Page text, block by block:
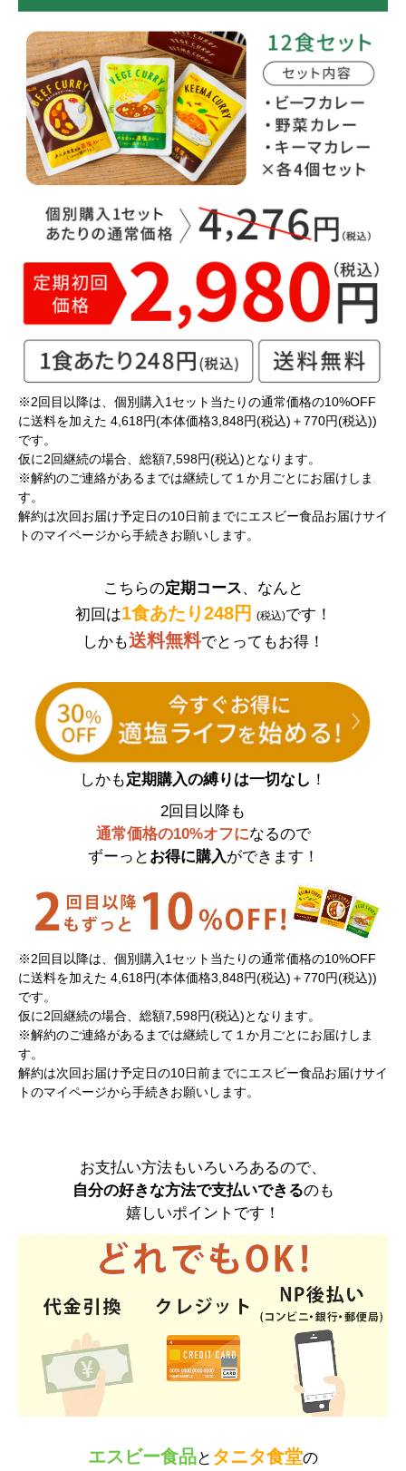
※2回目以降は、個別購入1セット当たりの通常価格の10%OFF
に送料を加えた 4,618円(本体価格3,848円(税込)＋770円(税込))
です。
仮に2回継続の場合、総額7,598円(税込)となります。
※解約のご連絡があるまでは継続して１か月ごとにお届けしま
す。
解約は次回お届け予定日の10日前までにエスビー食品お届けサイ
トのマイページから手続きお願いします。
こちらの定期コース、なんと
初回は1食あたり248円 (税込)です！
しかも送料無料でとってもお得！
しかも定期購入の縛りは一切なし ！
2回目以降も
通常価格の10%オフになるので
ずーっと お得に購入ができます！
※2回目以降は、個別購入1セット当たりの通常価格の10%OFF
に送料を加えた 4,618円(本体価格3,848円(税込)＋770円(税込))
です。
仮に2回継続の場合、総額7,598円(税込)となります。
※解約のご連絡があるまでは継続して１か月ごとにお届けしま
す。
解約は次回お届け予定日の10日前までにエスビー食品お届けサイ
トのマイページから手続きお願いします。
お支払い方法もいろいろあるので、
自分の好きな方法で支払いできるのも
嬉しいポイントです！
エスビー食品と タニタ食堂の